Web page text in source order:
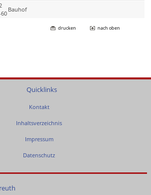
Bauhof
drucken nach oben
Quicklinks
Kontakt
Inhaltsverzeichnis
Impressum
Datenschutz